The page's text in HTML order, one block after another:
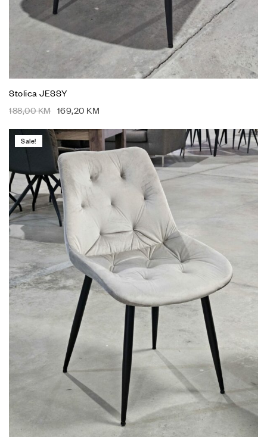
Stolica JESSY
188,00KM 169,20 KM
Sale!